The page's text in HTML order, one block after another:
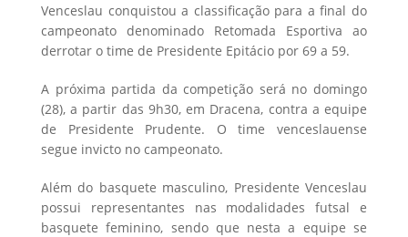
Venceslau conquistou a classificação para a final do
campeonato denominado Retomada Esportiva ao
derrotar o time de Presidente Epitácio por 69 a 59.
A próxima partida da competição será no domingo
(28), a partir das 9h30, em Dracena, contra a equipe
de Presidente Prudente. O time venceslauense
segue invicto no campeonato.
Além do basquete masculino, Presidente Venceslau
possui representantes nas modalidades futsal e
basquete feminino, sendo que nesta a equipe se